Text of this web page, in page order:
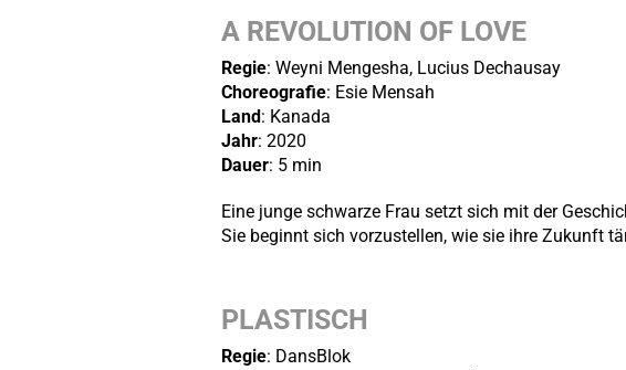
A REVOLUTION OF LOVE
Regie: Weyni Mengesha, Lucius Dechausay
Choreografie: Esie Mensah
Land: Kanada
Jahr: 2020
Dauer: 5 min
Eine junge schwarze Frau setzt sich mit der
Sie beginnt sich vorzustellen, wie sie ihre Zukunft
PLASTISCH
Regie: DansBlok